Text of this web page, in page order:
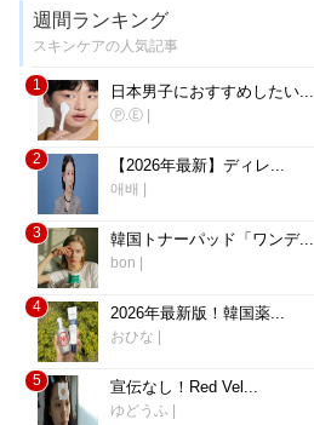
週間ランキング
スキンケアの人気記事
1 日本男子におすすめしたい...
Ⓟ.Ⓔ
2 【2026年最新】ディレ...
애배
3 韓国トナーパッド「ワンデ...
bon
4 2026年最新版！韓国薬...
おひな
5 宣伝なし！Red Vel...
ゆどうふ